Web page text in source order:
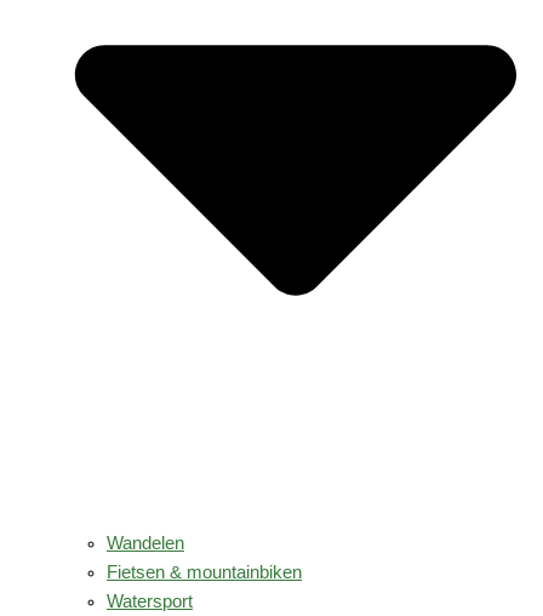
Wandelen
Fietsen & mountainbiken
Watersport